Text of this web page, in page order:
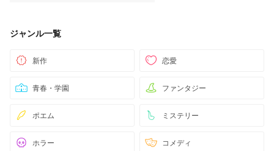
ジャンル一覧
新作 恋愛
青春・学園 ファンタジー
ポエム ミステリー
ホラー コメディ